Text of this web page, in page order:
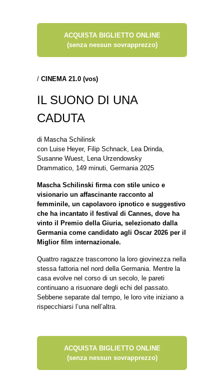
ACQUISTA BIGLIETTO ONLINE
(senza nessun sovrapprezzo)
/ CINEMA 21.0 (vos)
IL SUONO DI UNA
CADUTA
di Mascha Schilinsk
con Luise Heyer, Filip Schnack, Lea Drinda,
Susanne Wuest, Lena Urzendowsky
Drammatico, 149 minuti, Germania 2025
Mascha Schilinski firma con stile unico e
visionario un affascinante racconto al
femminile, un capolavoro ipnotico e suggestivo
che ha incantato il festival di Cannes, dove ha
vinto il Premio della Giuria, selezionato dalla
Germania come candidato agli Oscar 2026 per il
Miglior film internazionale.
Quattro ragazze trascorrono la loro giovinezza nella
stessa fattoria nel nord della Germania. Mentre la
casa evolve nel corso di un secolo, le pareti
continuano a risuonare degli echi del passato.
Sebbene separate dal tempo, le loro vite iniziano a
rispecchiarsi l’una nell’altra.
ACQUISTA BIGLIETTO ONLINE
(senza nessun sovrapprezzo)